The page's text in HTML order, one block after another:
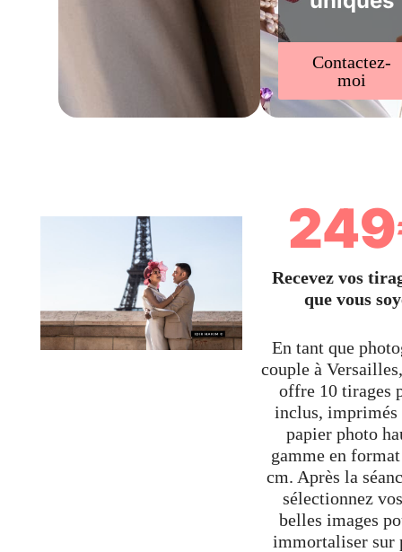
Contactez-
moi
Recevez vos
que vous
En tant que
couple à
offre 10 tirages
inclus, imprimés
papier photo
gamme en
cm. Après la
sélectionnez
belles images
immortaliser sur